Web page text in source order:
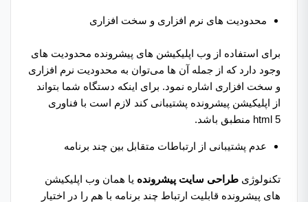
محدودیت های نرم افزاری و سخت افزاری
برای استفاده از وب اپلیکیشن های پیشرونده محدودیت های
وجود دارد که از جمله آن ها می‌توان به محدودیت نرم افزاری
و سخت افزاری اشاره نمود. برای اینکه دستگاه شما بتواند
از اپلیکیشن پیشرونده پشتیبانی کند لازم است با فناوری
html 5 منطبق باشد.
عدم پشتیبانی از ارتباطات متقابل بین چند برنامه
تکنولوژی طراحی سایت پیشرونده یا همان وب اپلیکیشن
های پیشرونده قابلیت ارتباط چند برنامه با هم را در اختیار